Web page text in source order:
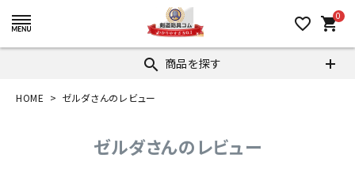
favorite_border 0
shopping_cart
search 商品を探す
HOME ゼルダさんのレビュー
ゼルダさんのレビュー